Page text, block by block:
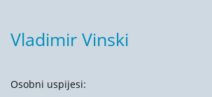
Vladimir Vinski
Osobni uspijesi: